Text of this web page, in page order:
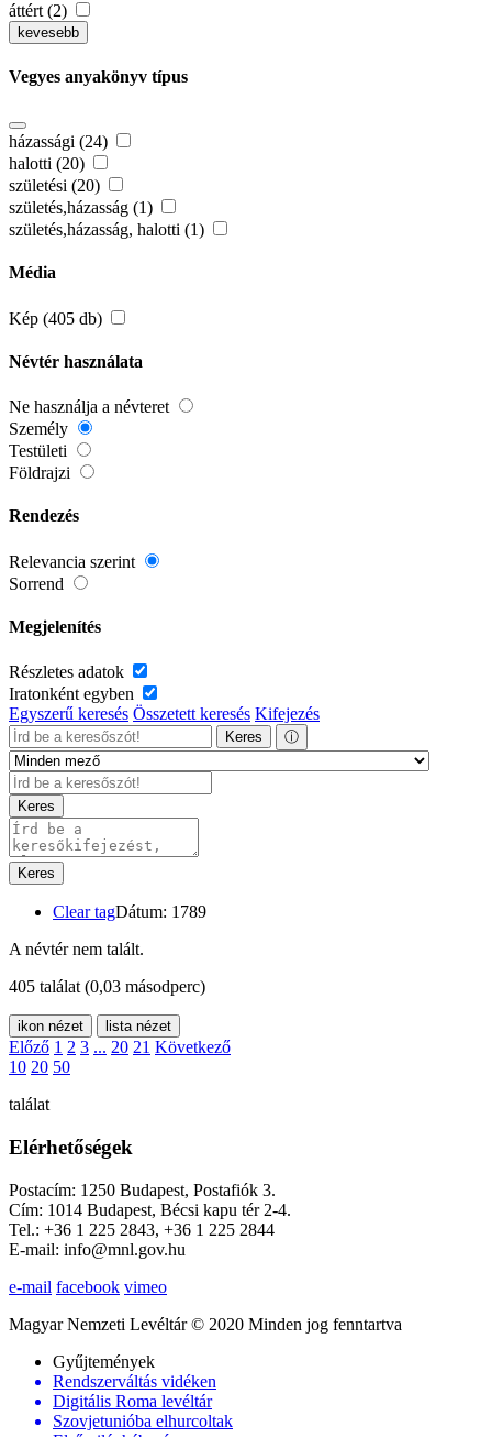
áttért (2)
kevesebb
Vegyes anyakönyv típus
házassági (24)
halotti (20)
születési (20)
születés,házasság (1)
születés,házasság, halotti (1)
Média
Kép (405 db)
Névtér használata
Ne használja a névteret
Személy
Testületi
Földrajzi
Rendezés
Relevancia szerint
Sorrend
Megjelenítés
Részletes adatok
Iratonként egyben
Egyszerű keresés Összetett keresés Kifejezés
Keres ⓘ
Keres
Keres
Clear tagDátum: 1789
A névtér nem talált.
405 találat (0,03 másodperc)
ikon nézet lista nézet
Előző 1 2 3 ... 20 21 Következő
10 20 50
találat
Elérhetőségek
Postacím: 1250 Budapest, Postafiók 3.
Cím: 1014 Budapest, Bécsi kapu tér 2-4.
Tel.: +36 1 225 2843, +36 1 225 2844
E-mail: info@mnl.gov.hu
e-mail facebook vimeo
Magyar Nemzeti Levéltár © 2020 Minden jog fenntartva
Gyűjtemények
Rendszerváltás vidéken
Digitális Roma levéltár
Szovjetunióba elhurcoltak